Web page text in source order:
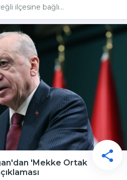
ilçesine bağlı...
'Mekke Ortak